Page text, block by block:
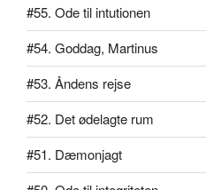
#55. Ode til intutionen
#54. Goddag, Martinus
#53. Åndens rejse
#52. Det ødelagte rum
#51. Dæmonjagt